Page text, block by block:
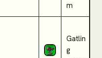
m
Gatlin
g